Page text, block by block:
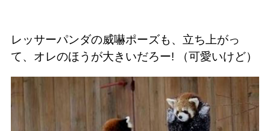
レッサーパンダの威嚇ポーズも、立ち上がっ
て、オレのほうが大きいだろー! （可愛いけど）